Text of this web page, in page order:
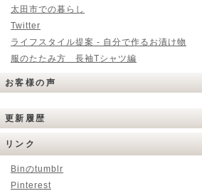
太田市での暮らし
Twitter
ライフスタイル提案 - 自分で作るお漬け物
服のたたみ方 長袖Tシャツ編
お客様の声
更新履歴
リンク
Binのtumblr
Pinterest